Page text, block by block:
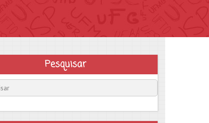
Pesquisar